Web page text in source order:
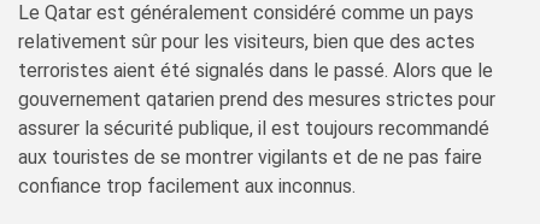
Le Qatar est généralement considéré comme un pays
relativement sûr pour les visiteurs, bien que des actes
terroristes aient été signalés dans le passé. Alors que le
gouvernement qatarien prend des mesures strictes pour
assurer la sécurité publique, il est toujours recommandé
aux touristes de se montrer vigilants et de ne pas faire
confiance trop facilement aux inconnus.